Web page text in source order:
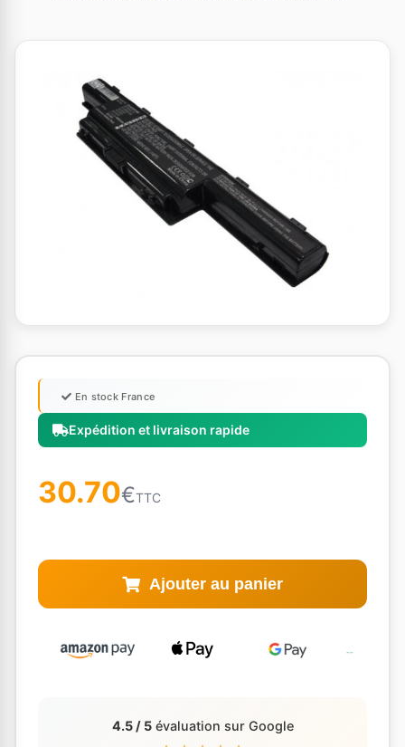
Expédition et livraison rapide
En stock France
30.70€TTC
Ajouter au panier
4.5 / 5évaluation sur Google